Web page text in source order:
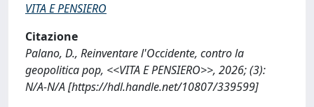
VITA E PENSIERO
Citazione
Palano, D., Reinventare l'Occidente, contro la
geopolitica pop, <<VITA E PENSIERO>>, 2026; (3):
N/A-N/A [https://hdl.handle.net/10807/339599]